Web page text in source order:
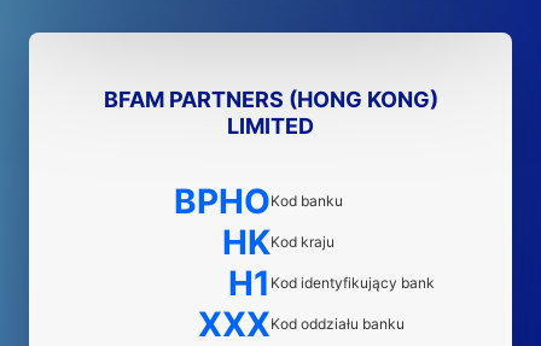
BFAM PARTNERS (HONG KONG)
LIMITED
BPHOKod banku
HKKod kraju
H1 Kod identyfikujący bank
XXXKod oddziału banku